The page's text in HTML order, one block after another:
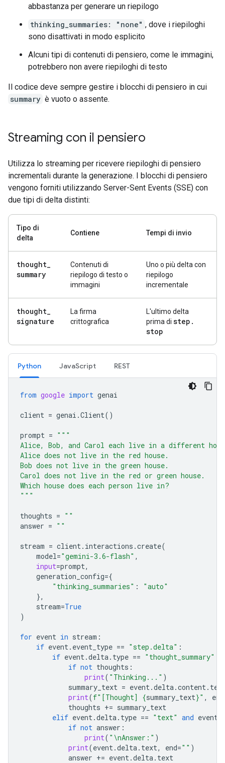
abbastanza per generare un riepilogo
thinking_summaries: "none" , dove i riepiloghi
sono disattivati in modo esplicito
Alcuni tipi di contenuti di pensiero, come le immagini,
potrebbero non avere riepiloghi di testo
Il codice deve sempre gestire i blocchi di pensiero in cui
summary è vuoto o assente.
Streaming con il pensiero
Utilizza lo streaming per ricevere riepiloghi di pensiero
incrementali durante la generazione. I blocchi di pensiero
vengono forniti utilizzando Server-Sent Events (SSE) con
due tipi di delta distinti:
Tipo di
delta
Contiene Tempi di invio
thought_
summary
Contenuti di
riepilogo di testo o
immagini
Uno o più delta con
riepilogo
incrementale
thought_
signature
La firma
crittografica
L'ultimo delta
prima di step .
stop
Python JavaScript REST
from google import genai
client = genai .Client()
prompt = """
Alice, Bob, and Carol each live in a different
Alice does not live in the red house.
Bob does not live in the green house.
Carol does not live in the red or green house.
Which house does each person live in?
"""
thoughts = ""
answer = ""
stream = client. interactions .create(
model="gemini-3.6-flash" ,
input=prompt,
generation_config={
"thinking_summaries" :
"auto"
},
stream=True
)
for event in stream :
if event. event_type == "step.delta" :
if event.delta. type == "thought_summary"
if not thoughts :
print( "Thinking..." )
summary_text = event.delta.content.
print(f"[Thought] {summary_text}" , end
thoughts += summary_text
elif event.delta. type == "text" and event
if not answer :
print( " \nAnswer:" )
print(event.delta. text, end="" )
answer += event.delta. text